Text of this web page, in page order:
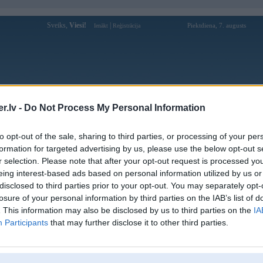
- Do Not Process My Personal Information
opt-out of the sale, sharing to third parties, or processing of your
for targeted advertising by us, please use the below opt-out
selection. Please note that after your opt-out request is processed
interest-based ads based on personal information utilized by us
to third parties prior to your opt-out. You may separately
of your personal information by third parties on the IAB’s list of
This information may also be disclosed by us to third parties on the
Participants that may further disclose it to other third parties.
Sveiks, Viesi! Ienākt Reģistrācija Piektdiena, 7. augusts
Forums Galerijas Reģistrācija Lietotāji
Bildes
(LV) 49
šedevri (BMW) 165